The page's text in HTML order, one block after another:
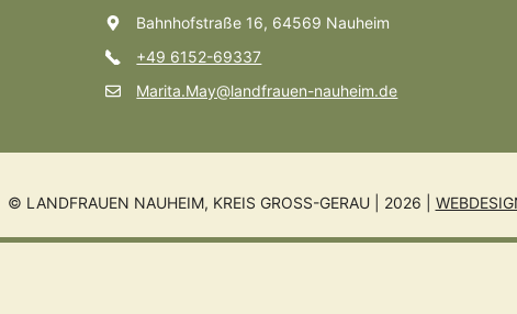
Bahnhofstraße 16, 64569 Nauheim
+49 6152-69337
Marita.May@landfrauen-nauheim.de
© LANDFRAUEN NAUHEIM, KREIS GROSS-GERAU | 2026 |